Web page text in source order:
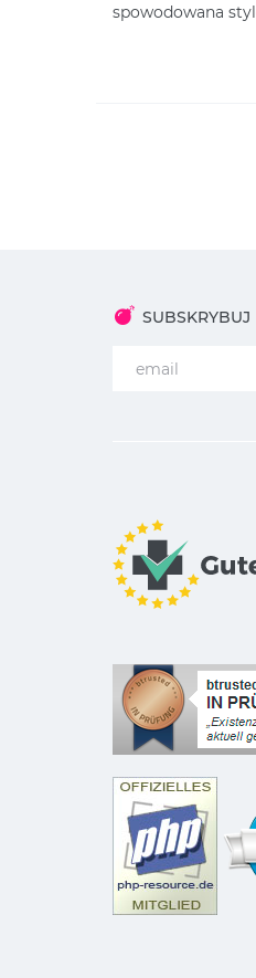
spowodowana
SUBSKRYBUJ